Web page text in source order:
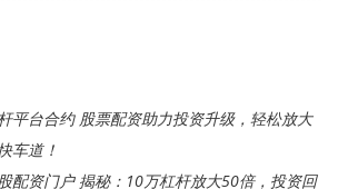
平台合约 股票配资助力投资升级，轻松放大
车道！
配资门户 揭秘：10万杠杆放大50倍，投资回